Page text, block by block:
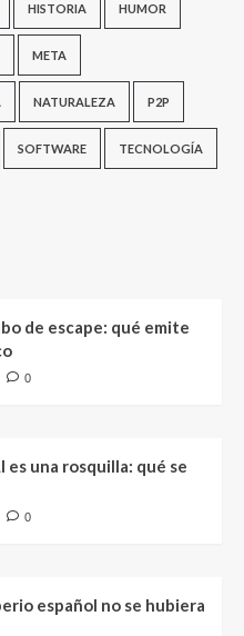
HISTORIA HUMOR
META
NATURALEZA P2P
SOFTWARE TECNOLOGÍA
de escape: qué emite
0
es una rosquilla: qué se
0
español no se hubiera